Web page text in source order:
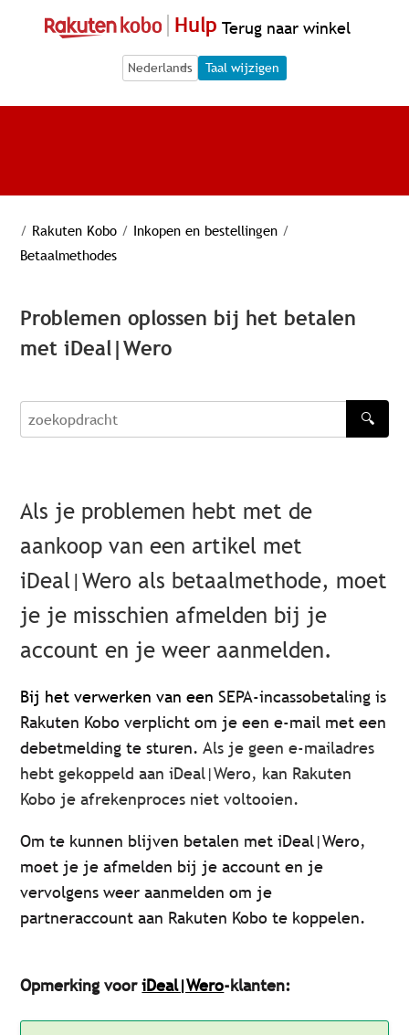
Hulp Terug naar winkel
Language Selection
Language Selection
Taal wijzigen
/ Rakuten Kobo / Inkopen en bestellingen /
Betaalmethodes
Problemen oplossen bij het betalen
met iDeal|Wero
zoekopdracht
🔍
Als je problemen hebt met de
aankoop van een artikel met
iDeal|Wero als betaalmethode, moet
je je misschien afmelden bij je
account en je weer aanmelden.
Bij het verwerken van eenSEPA-incassobetaling is
Rakuten Kobo verplicht om je een e-mail met een
debetmelding te sturen.Als je geen e-mailadres
hebt gekoppeld aan iDeal|Wero, kan Rakuten
Kobo je afrekenproces niet voltooien.
Om te kunnen blijven betalen met iDeal|Wero,
moet je je afmelden bij je account en je
vervolgens weer aanmelden om je
partneraccount aan Rakuten Kobo te koppelen.
Opmerking vooriDeal|Wero-klanten: